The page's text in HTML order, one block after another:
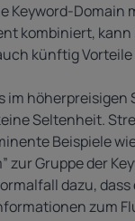
Keyword-Domain
kombiniert,
künftig Vorteile
im höherpreisigen
Seltenheit.
Beispiele
zur Gruppe der
dazu,
zum